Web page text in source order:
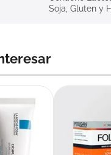
Soja, Gluten y